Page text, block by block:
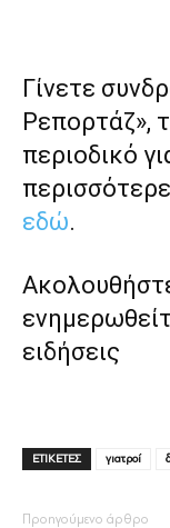
Γίνετε
Ρεπορτάζ»,
περιοδικό
εδώ.
ειδήσεις
ΕΤΙΚΕΤΕΣ γιατροί
Προηγούμενο άρθρο